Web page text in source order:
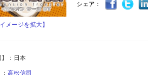
イメージを拡大】
シェア：
】：日本
高松信司